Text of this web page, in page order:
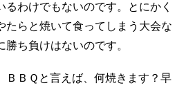
わけでもないのです。とにかく
たらと焼いて食ってしまう大会な
ち負けはないのです。
ＢＱと言えば、何焼きます？早